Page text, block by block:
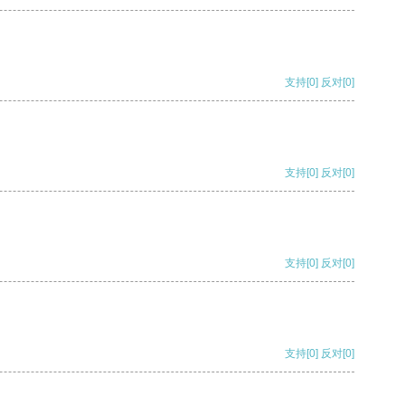
支持[0] 反对[0]
支持[0] 反对[0]
支持[0] 反对[0]
支持[0] 反对[0]